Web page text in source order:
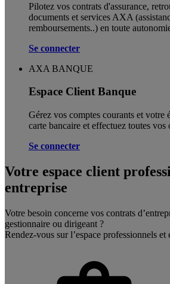
Pilotez vos contrats d'assurance,
documents et services AXA
remboursements..) en toute
Se connecter
AXA BANQUE
Espace Client Banque
Gérez vos comptes courants et votre
carte bancaire et effectuez toutes vos
Se connecter
Votre espace client
entreprise
Votre besoin concerne vos contrats
gestionnaire ou dirigeant ?
Rendez-vous sur l’espace professionnels et